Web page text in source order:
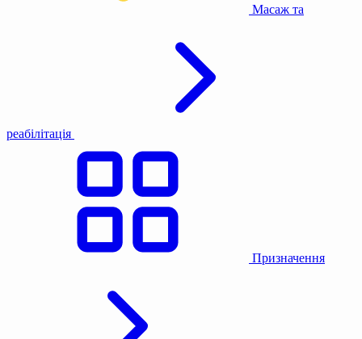
Масаж та
реабілітація
Призначення